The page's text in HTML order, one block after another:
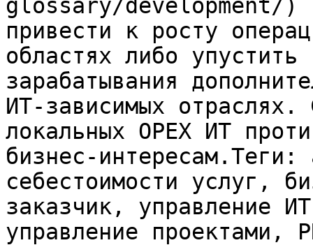
glossary/development/)
привести к росту
областях либо упустить
зарабатывания
ИТ-зависимых отраслях.
локальных OPEX ИТ
бизнес-интересам.Теги:
себестоимости услуг,
заказчик, управление
управление проектами,